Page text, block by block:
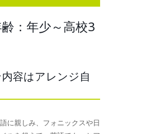
：年少～高校3
容はアレンジ自
に親しみ、フォニックスや日